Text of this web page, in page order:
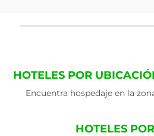
HOTELES POR
Encuentra hospedaje en la
HOTELES